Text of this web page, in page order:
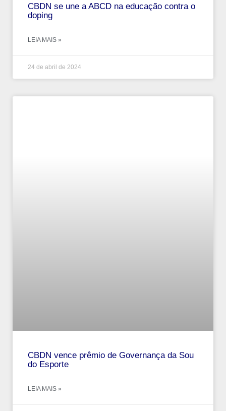
CBDN se une a ABCD na educação contra o
doping
LEIA MAIS »
24 de abril de 2024
CBDN vence prêmio de Governança da Sou
do Esporte
LEIA MAIS »